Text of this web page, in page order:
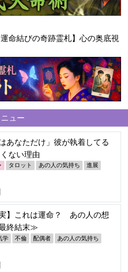
命結びの奇跡霊札】心の奥底視
ュー
あなただけ」彼が執着してる
ない理由
タロット あの人の気持ち 進展
実】これは運命？ あの人の想
終結末≫
学 不倫 配偶者 あの人の気持ち